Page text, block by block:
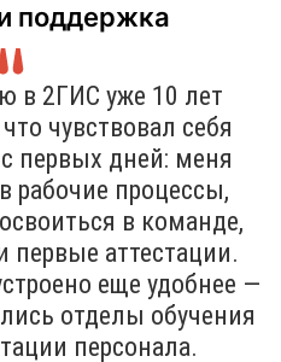
поддержка
в 2ГИС уже 10 лет
чувствовал себя
первых дней: меня
рабочие процессы,
в команде,
первые аттестации.
еще удобнее —
отделы обучения
персонала.